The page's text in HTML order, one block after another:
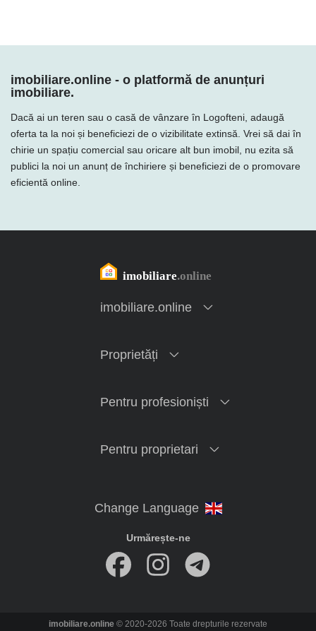
imobiliare.online - o platformă de anunțuri
imobiliare.
Dacă ai un teren sau o casă de vânzare în Logofteni, adaugă
oferta ta la noi și beneficiezi de o vizibilitate extinsă. Vrei să dai în
chirie un spațiu comercial sau oricare alt bun imobil, nu ezita să
publici la noi un anunț de închiriere și beneficiezi de o promovare
eficientă online.
imobiliare.online
Proprietăți
Pentru profesioniști
Pentru proprietari
Urmărește-ne
imobiliare.online © 2020-2026 Toate drepturile rezervate